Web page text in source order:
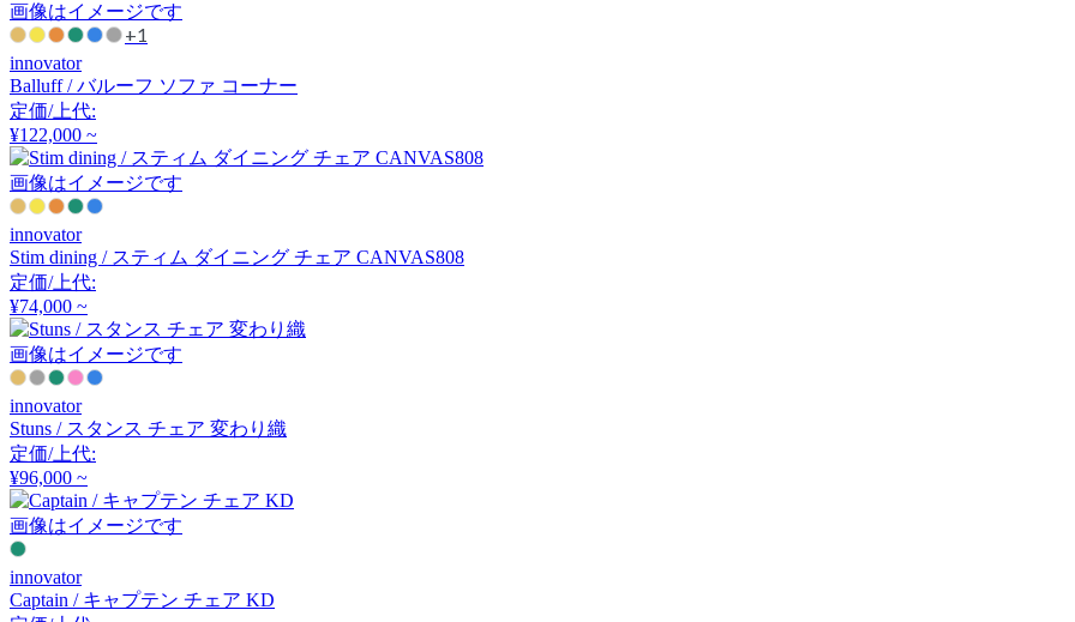
ARUNAi
アルナイ
Astep
アステップ
AZUMAYA
アズマヤ
B-LINE
ビーライン
B.C. SAN MICHELE
画像はイメージです
+1
innovator
Balluff / バルーフ ソファ コーナー
定価/上代:
¥122,000 ~
画像はイメージです
innovator
Stim dining / スティム ダイニング チェア CANVAS808
定価/上代:
¥74,000 ~
画像はイメージです
innovator
Stuns / スタンス チェア 変わり織
定価/上代:
¥96,000 ~
画像はイメージです
innovator
Captain / キャプテン チェア KD